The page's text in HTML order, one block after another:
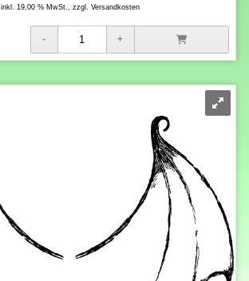
inkl. 19,00 % MwSt., zzgl. Versandkosten